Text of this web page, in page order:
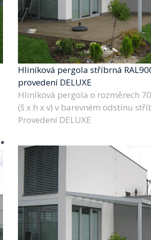
Hliníková pergola stříbrná
provedení DELUXE
Hliníková pergola o rozměrech
(š x h x v) v barevném odstínu
Provedení DELUXE